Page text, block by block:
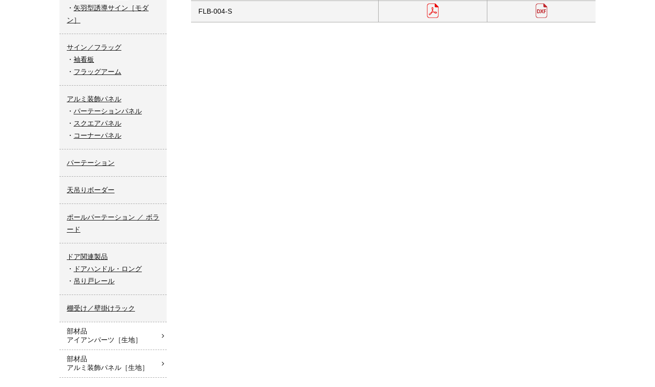
FLB-004-S
矢羽型誘導サイン［モダ
ン］
サイン／フラッグ
袖看板
フラッグアーム
アルミ装飾パネル
パーテーションパネル
スクエアパネル
コーナーパネル
パーテーション
天吊りボーダー
ポールパーテーション ／ ボラ
ード
ドア関連製品
ドアハンドル・ロング
吊り戸レール
棚受け／壁掛けラック
部材品
アイアンパーツ［生地］
部材品
アルミ装飾パネル［生地］